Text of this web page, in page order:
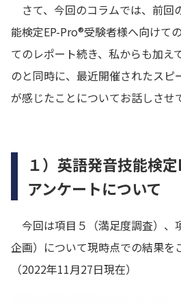
さて、今回のコラムでは、前回
能検定EP-Pro®受験者様へ向けて
てのレポート続き、私からも加え
のと同時に、最近開催されたスピ
が感じたことについてお話しさせ
１）英語発音技能検
アンケートについて
今回は項目５（満足度調査）、
企画）について現時点での結果を
（2022年11月27日現在）